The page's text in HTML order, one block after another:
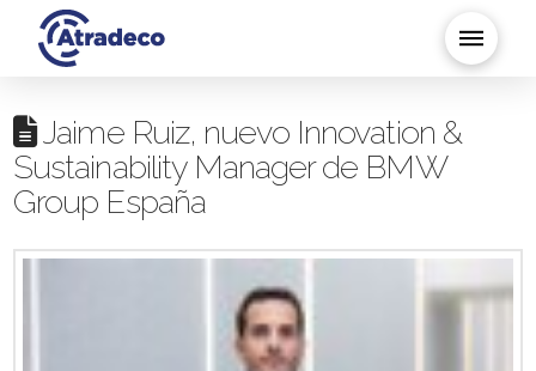
Jaime Ruiz, nuevo Innovation &
Sustainability Manager de BMW
Group España